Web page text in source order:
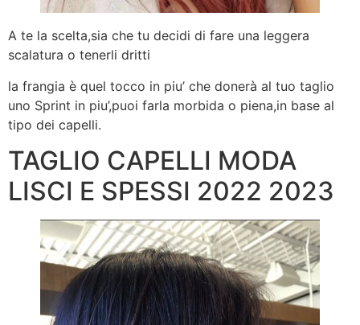
A te la scelta,sia che tu decidi di fare una leggera
scalatura o tenerli dritti
la frangia è quel tocco in piu’ che donerà al tuo taglio
uno Sprint in piu’,puoi farla morbida o piena,in base al
tipo dei capelli.
TAGLIO CAPELLI MODA
LISCI E SPESSI 2022 2023